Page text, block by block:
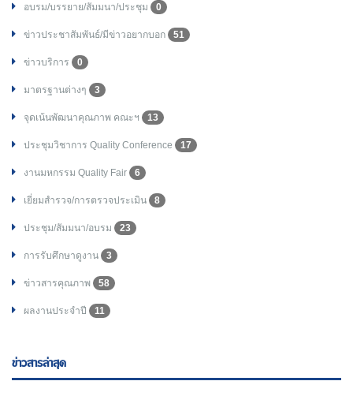
อบรม/บรรยาย/สัมมนา/ประชุม 0
ข่าวประชาสัมพันธ์/มีข่าวอยากบอก 51
ข่าวบริการ 0
มาตรฐานต่างๆ 3
จุดเน้นพัฒนาคุณภาพ คณะฯ 13
ประชุมวิชาการ Quality Conference 17
งานมหกรรม Quality Fair 6
เยี่ยมสำรวจ/การตรวจประเมิน 8
ประชุม/สัมมนา/อบรม 23
การรับศึกษาดูงาน 3
ข่าวสารคุณภาพ 58
ผลงานประจำปี 11
ข่าวสารล่าสุด